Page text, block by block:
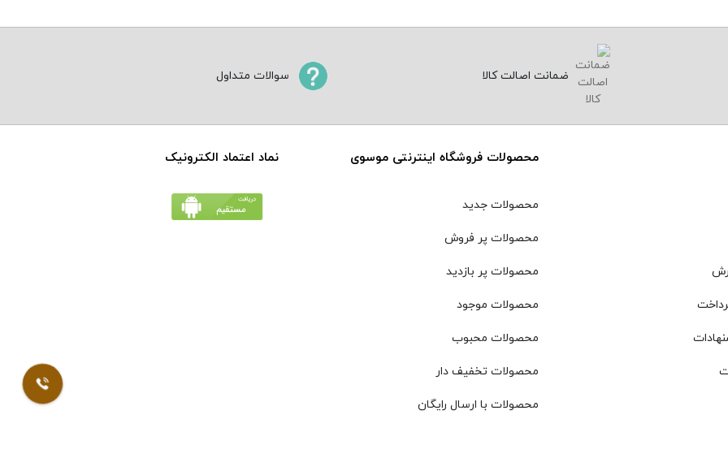
ضمانت اصالت کالا سوالات متداول
محصولات فروشگاه اینترنتی موسوی
محصولات جدید
محصولات پر فروش
محصولات پر بازدید
محصولات موجود
محصولات محبوب
محصولات تخفیف دار
محصولات با ارسال رایگان
نماد اعتماد الکترونیک